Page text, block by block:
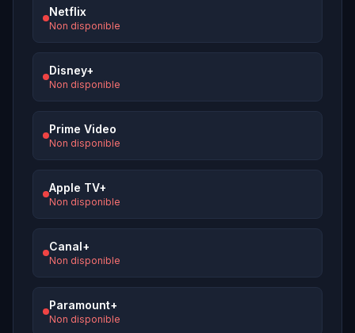
Netflix
Non disponible
Disney+
Non disponible
Prime Video
Non disponible
Apple TV+
Non disponible
Canal+
Non disponible
Paramount+
Non disponible